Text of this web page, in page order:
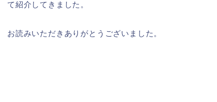
て紹介してきました。
お読みいただきありがとうございました。